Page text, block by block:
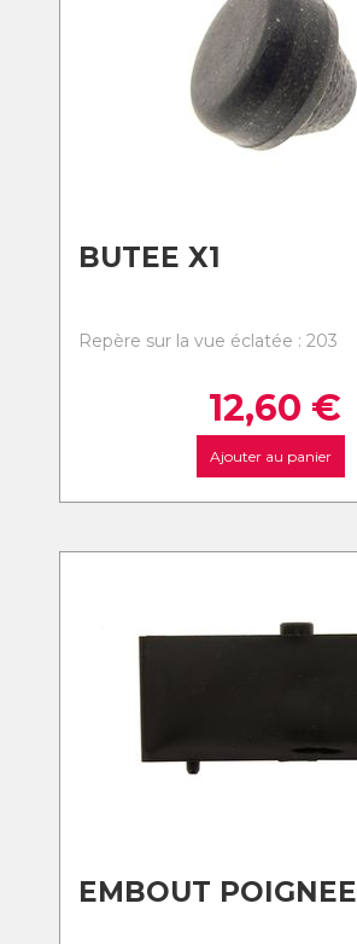
BUTEE X1
Repère sur la vue éclatée : 203
12,60 €
Ajouter au panier
EMBOUT POIGNEE